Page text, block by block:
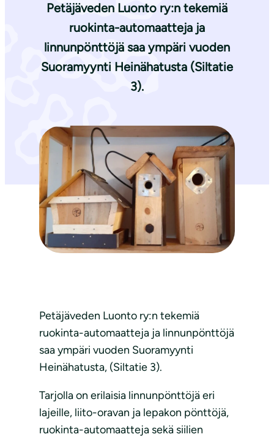
Petäjäveden Luonto ry:n tekemiä
ruokinta-automaatteja ja
linnunpönttöjä saa ympäri vuoden
Suoramyynti Heinähatusta (Siltatie
3).
Petäjäveden Luonto ry:n tekemiä
ruokinta-automaatteja ja linnunpönttöjä
saa ympäri vuoden Suoramyynti
Heinähatusta, (Siltatie 3).
Tarjolla on erilaisia linnunpönttöjä eri
lajeille, liito-oravan ja lepakon pönttöjä,
ruokinta-automaatteja sekä siilien